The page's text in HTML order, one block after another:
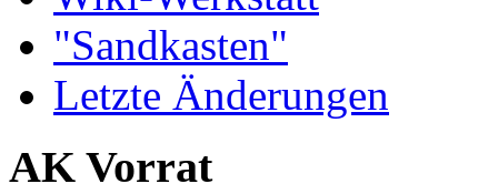
"Sandkasten"
Letzte Änderungen
AK Vorrat